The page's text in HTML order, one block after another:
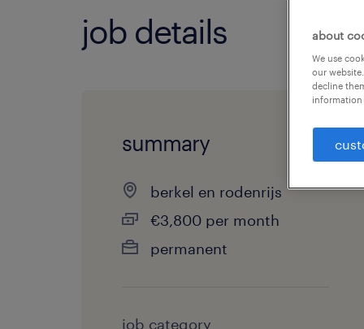
job details
summary
berkel en rodenrijs
€3,800 per month
permanent
job category
about
We use
our
decline
information